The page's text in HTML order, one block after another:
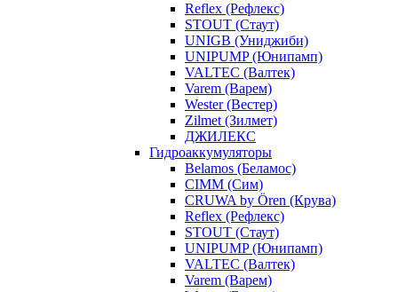
Reflex (Рефлекс)
STOUT (Стаут)
UNIGB (Униджиби)
UNIPUMP (Юнипамп)
VALTEC (Валтек)
Varem (Варем)
Wester (Вестер)
Zilmet (Зилмет)
ДЖИЛЕКС
Гидроаккумуляторы
Belamos (Беламос)
CIMM (Сим)
CRUWA by Ören (Крува)
Reflex (Рефлекс)
STOUT (Стаут)
UNIPUMP (Юнипамп)
VALTEC (Валтек)
Varem (Варем)